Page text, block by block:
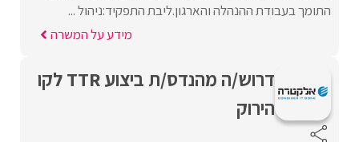
התומך בעבודת ההנהלה והארגון.ליבת התפקיד:ניהול ...
מידע על המשרה
דרוש/ה מהנדס/ת ביצוע TTR לקו
הירוק